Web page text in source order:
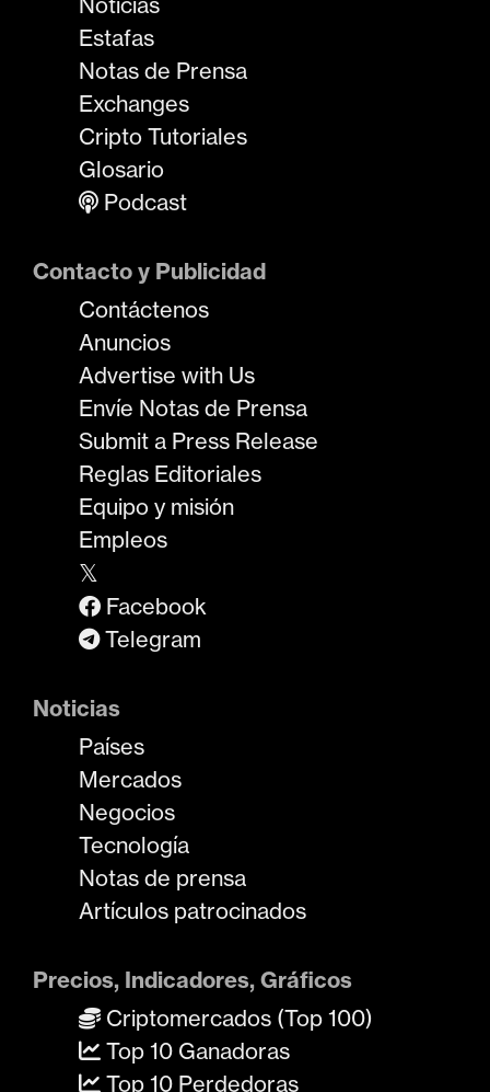
Estafas
Notas de Prensa
Exchanges
Cripto Tutoriales
Glosario
Podcast
Contacto y Publicidad
Contáctenos
Anuncios
Advertise with Us
Envíe Notas de Prensa
Submit a Press Release
Reglas Editoriales
Equipo y misión
Empleos
𝕏
Facebook
Telegram
Noticias
Países
Mercados
Negocios
Tecnología
Notas de prensa
Artículos patrocinados
Precios, Indicadores, Gráficos
Criptomercados (Top 100)
Top 10 Ganadoras
Top 10 Perdedoras